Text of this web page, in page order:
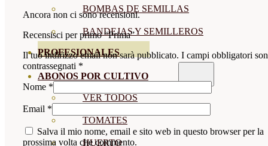
BOMBAS DE SEMILLAS
BANDEJAS Y SEMILLEROS
PROFESIONALES
ABONOS POR CULTIVO
VER TODOS
TOMATES
HUERTO
Ancora non ci sono recensioni.
Recensisci per primo “Prima”
Il tuo indirizzo email non sarà pubblicato. I campi obbligatori
contrassegnati *
Nome *
Email *
Salva il mio nome, email e sito web in questo browser per la
prossima volta che commento.